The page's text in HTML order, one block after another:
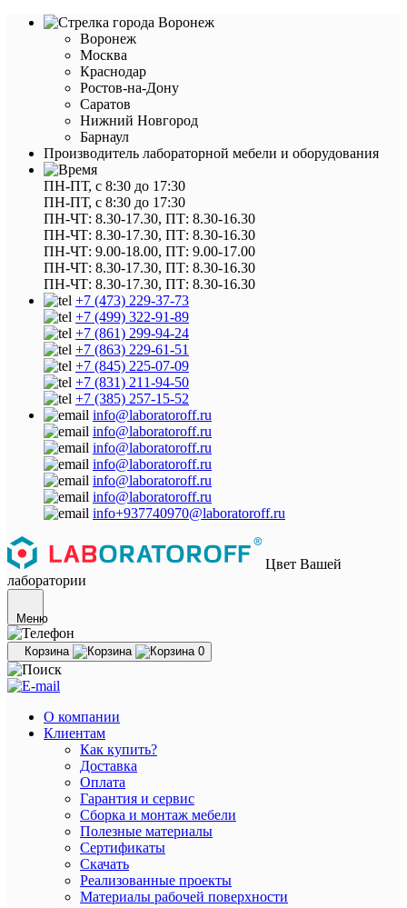
Воронеж
Воронеж
Москва
Краснодар
Ростов-на-Дону
Саратов
Нижний Новгород
Барнаул
Производитель лабораторной мебели и оборудования
ПН-ПТ, с 8:30 до 17:30
ПН-ПТ, с 8:30 до 17:30
ПН-ЧТ: 8.30-17.30, ПТ: 8.30-16.30
ПН-ЧТ: 8.30-17.30, ПТ: 8.30-16.30
ПН-ЧТ: 9.00-18.00, ПТ: 9.00-17.00
ПН-ЧТ: 8.30-17.30, ПТ: 8.30-16.30
ПН-ЧТ: 8.30-17.30, ПТ: 8.30-16.30
+7 (473) 229-37-73
+7 (499) 322-91-89
+7 (861) 299-94-24
+7 (863) 229-61-51
+7 (845) 225-07-09
+7 (831) 211-94-50
+7 (385) 257-15-52
info@laboratoroff.ru
info@laboratoroff.ru
info@laboratoroff.ru
info@laboratoroff.ru
info@laboratoroff.ru
info@laboratoroff.ru
info+937740970@laboratoroff.ru
Цвет Вашей
лаборатории
Меню
Корзина 0
О компании
Клиентам
Как купить?
Доставка
Оплата
Гарантия и сервис
Сборка и монтаж мебели
Полезные материалы
Сертификаты
Скачать
Реализованные проекты
Материалы рабочей поверхности